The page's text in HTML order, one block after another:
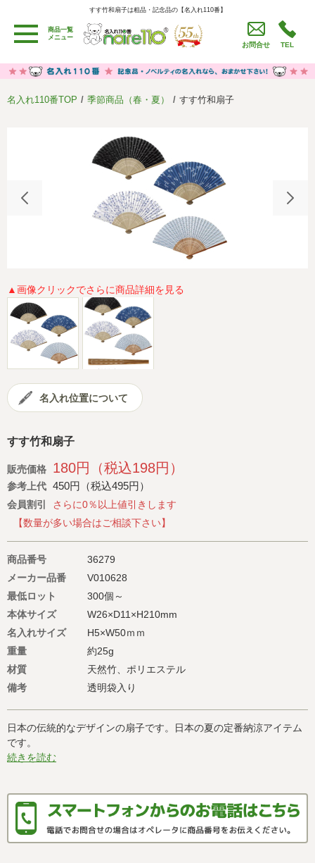
すす竹和扇子は粗品・記念品の【名入れ110番】すす竹和扇子は粗品・記念品の【名入れ110番】
商品一覧
メニュー
お問合せ TEL
用途別カテゴリ
卒園・卒業記念品
労働組合・設立記念・周年記念
うちわ・扇子・ファン
イベント・パーティーグッズ
セール品グッズ
名入れについて
特定商取引法に基づく表記
プライバシーポリシー
よくある質問 採用情報
会社概要
名入れ110番TOP 季節商品（春・夏） すす竹和扇子
▲画像クリックでさらに商品詳細を見る
名入れ位置について
すす竹和扇子
販売価格 180円（税込198円）
参考上代 450円（税込495円）
会員割引
さらに0％以上値引きします
【数量が多い場合はご相談下さい】
商品番号
36279
メーカー品番
V010628
最低ロット
300個～
本体サイズ
W26×D11×H210mm
名入れサイズ
H5×W50ｍｍ
重量
約25g
材質
天然竹、ポリエステル
備考
透明袋入り
日本の伝統的なデザインの扇子です。日本の夏の定番納涼アイテム
です。
続きを読む